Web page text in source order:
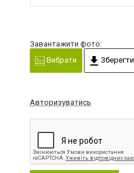
Завантажити фото:
Вибрати
Зберегти
Авторизуватись